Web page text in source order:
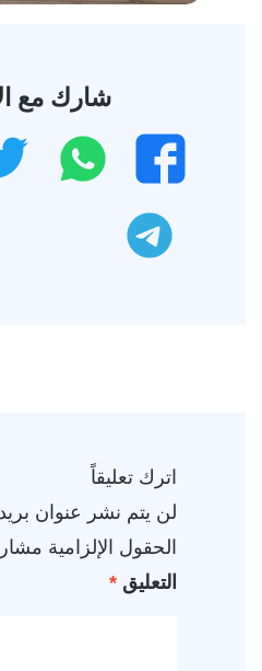
شارك مع
فيسبوك
اترك تعليقاً
لن يتم نشر عنوان
الحقول الإلزامية مشار
التعليق *